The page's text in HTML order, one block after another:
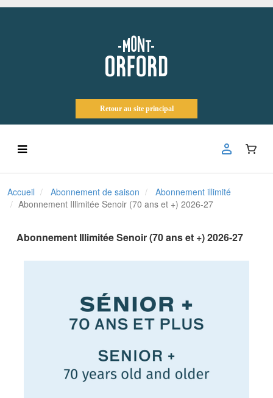
Retour au site principal
Accueil Abonnement de saison
Abonnement illimité
Abonnement Illimitée Senoir (70 ans et +) 2026-27
Abonnement Illimitée Senoir (70 ans et +) 2026-27